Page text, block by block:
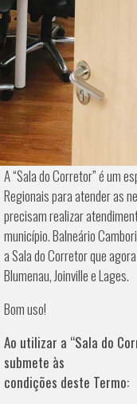
A “Sala do Corretor” é um
Regionais para atender as
precisam realizar
município. Balneário
a Sala do Corretor que
Blumenau, Joinville e Lages.
Bom uso!
Ao utilizar a “Sala do
submete às
condições deste Termo: